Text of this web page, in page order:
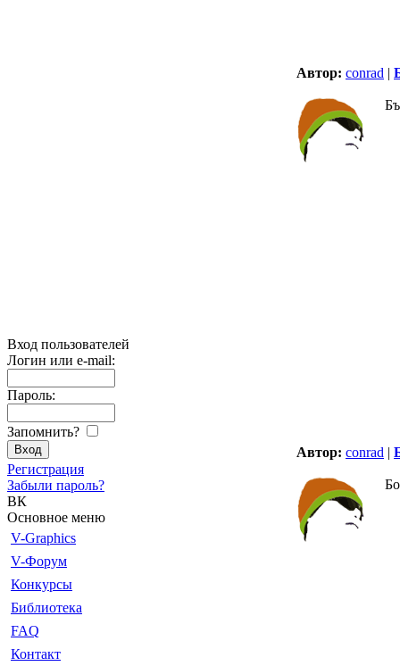
Вход пользователей
Логин или e-mail:
Пароль:
Запомнить?
Регистрация
Забыли пароль?
ВК
Основное меню
V-Graphics
V-Форум
Конкурсы
Библиотека
FAQ
Контакт
Автор: conrad |
Автор: conrad |